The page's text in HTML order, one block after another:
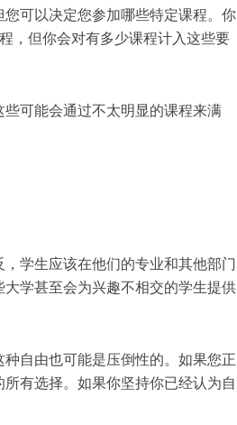
可以决定您参加哪些特定课程。你
，但你会对有多少课程计入这些要
可能会通过不太明显的课程来满
学生应该在他们的专业和其他部门
学甚至会为兴趣不相交的学生提供
自由也可能是压倒性的。如果您正
有选择。如果你坚持你已经认为自